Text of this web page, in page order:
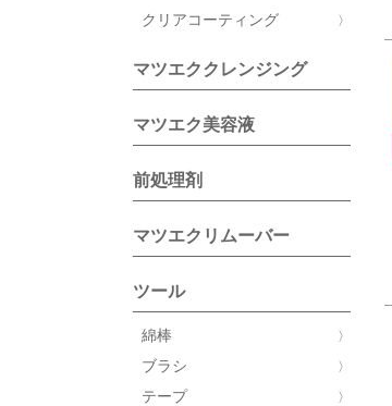
クリアコーティング
マツエククレンジング
マツエク美容液
前処理剤
マツエクリムーバー
ツール
綿棒
ブラシ
テープ